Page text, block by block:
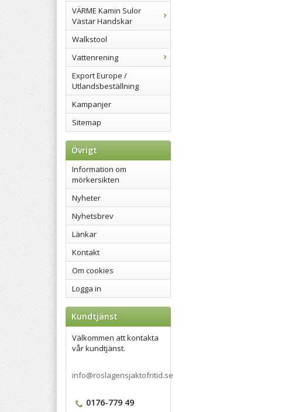
VÄRME Kamin Sulor
Västar Handskar
Walkstool
Vattenrening
Export Europe /
Utlandsbeställning
Kampanjer
Sitemap
Övrigt
Information om
mörkersikten
Nyheter
Nyhetsbrev
Länkar
Kontakt
Om cookies
Logga in
Kundtjänst
Välkommen att kontakta
vår kundtjänst.
info@roslagensjaktofritid.se
0176-779 49